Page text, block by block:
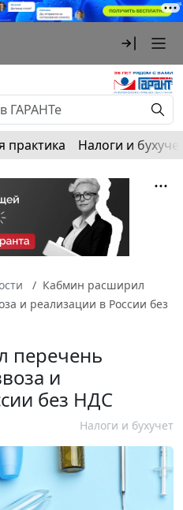
практика Налоги и
Кабмин расширил
и реализации в России без
перечень
и
без НДС
Налоги и бухучет